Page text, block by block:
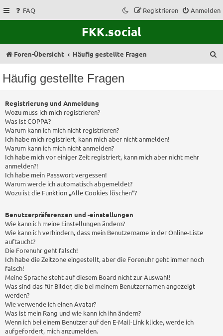
FAQ Anmelden
Registrieren
FKK.social
Foren-Übersicht Häufig gestellte Fragen
Häufig gestellte Fragen
Registrierung und Anmeldung
Wozu muss ich mich registrieren?
Was ist COPPA?
Warum kann ich mich nicht registrieren?
Ich habe mich registriert, kann mich aber nicht anmelden!
Warum kann ich mich nicht anmelden?
Ich habe mich vor einiger Zeit registriert, kann mich aber nicht mehr
anmelden?!
Ich habe mein Passwort vergessen!
Warum werde ich automatisch abgemeldet?
Wozu ist die Funktion „Alle Cookies löschen“?
Benutzerpräferenzen und -einstellungen
Wie kann ich meine Einstellungen ändern?
Wie kann ich verhindern, dass mein Benutzername in der Online-Liste
auftaucht?
Die Forenuhr geht falsch!
Ich habe die Zeitzone eingestellt, aber die Forenuhr geht immer noch
falsch!
Meine Sprache steht auf diesem Board nicht zur Auswahl!
Was sind das für Bilder, die bei meinem Benutzernamen angezeigt
werden?
Wie verwende ich einen Avatar?
Was ist mein Rang und wie kann ich ihn ändern?
Wenn ich bei einem Benutzer auf den E-Mail-Link klicke, werde ich
aufgefordert, mich anzumelden.